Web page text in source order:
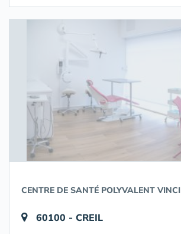
CENTRE DE SANTÉ POLYVALENT VINCI
60100 - CREIL